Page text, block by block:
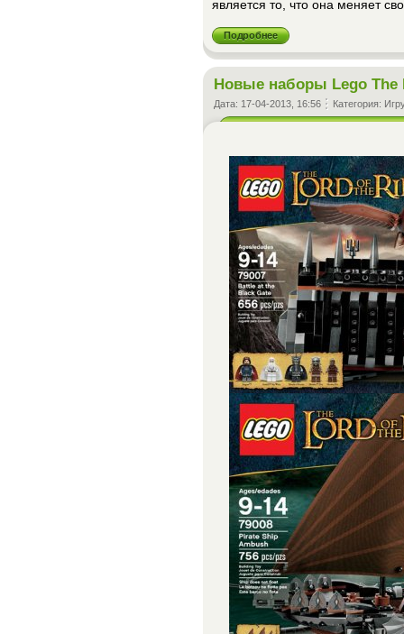
является то, что она меняет
Подробнее
Новые наборы Lego The
Дата: 17-04-2013, 16:56 Категория: